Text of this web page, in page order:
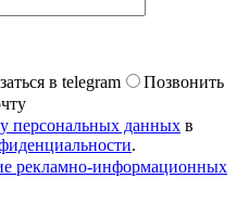
в telegram
Позвонить
персональных данных в
.
рекламно-информационных